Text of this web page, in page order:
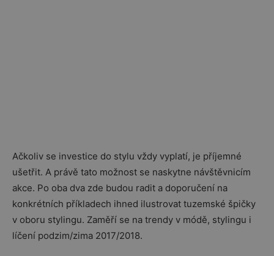
Ačkoliv se investice do stylu vždy vyplatí, je příjemné
ušetřit. A právě tato možnost se naskytne návštěvnicím
akce. Po oba dva zde budou radit a doporučení na
konkrétních příkladech ihned ilustrovat tuzemské špičky
v oboru stylingu. Zaměří se na trendy v módě, stylingu i
líčení podzim/zima 2017/2018.